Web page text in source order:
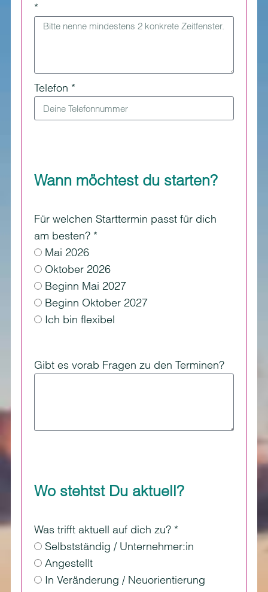
*
Telefon *
Wann möchtest du starten?
Für welchen Starttermin passt für dich
am besten? *
Mai 2026
Oktober 2026
Beginn Mai 2027
Beginn Oktober 2027
Ich bin flexibel
Gibt es vorab Fragen zu den Terminen?
Wo stehtst Du aktuell?
Was trifft aktuell auf dich zu? *
Selbstständig / Unternehmer:in
Angestellt
In Veränderung / Neuorientierung